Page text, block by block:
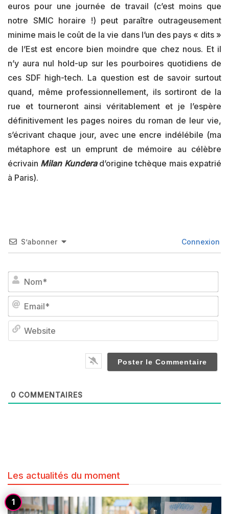
euros pour une journée de travail (c’est moins que
notre SMIC horaire !) peut paraître outrageusement
minime mais le coût de la vie dans l’un des pays « dits »
de l’Est est encore bien moindre que chez nous. Et il
n’y aura nul hold-up sur les pourboires quotidiens de
ces SDF high-tech. La question est de savoir surtout
quand, même professionnellement, ils sortiront de la
rue et tourneront ainsi véritablement et je l’espère
définitivement les pages noires du roman de leur vie,
s’écrivant chaque jour, avec une encre indélébile (ma
métaphore est un emprunt de mémoire au célèbre
écrivain Milan Kunderad’origine tchèque mais expatrié
à Paris).
S’abonner Connexion
0 COMMENTAIRES
Les actualités du moment